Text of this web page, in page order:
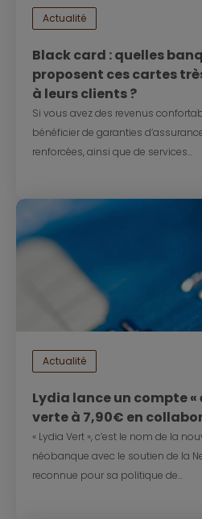
Actualité
Black card : quelles
proposent ces cartes
à leurs clients ?
Si vous avez des revenus
bénéficier de garanties
renforcées, ainsi que de services...
Actualité
Lydia lance un compte «
verte à 7,90€ en
« Lydia Vert », c’est le nom de la
néobanque avec le soutien de la
reconnue pour sa politique de...